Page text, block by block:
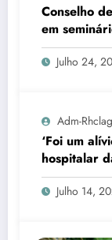
Conselho
em
Julho 24,
Adm-
‘Foi um
hospitalar
transforma
Julho 14,